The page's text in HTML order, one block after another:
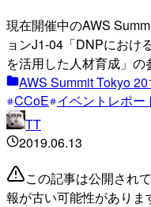
現在開催中のAWS
ョンJ1-04「DNPにおけ
を活用した人材育成」の
AWS Summit Tokyo
CCoE イベントレポー
TT
2019.06.13
この記事は公開され
報が古い可能性がありま